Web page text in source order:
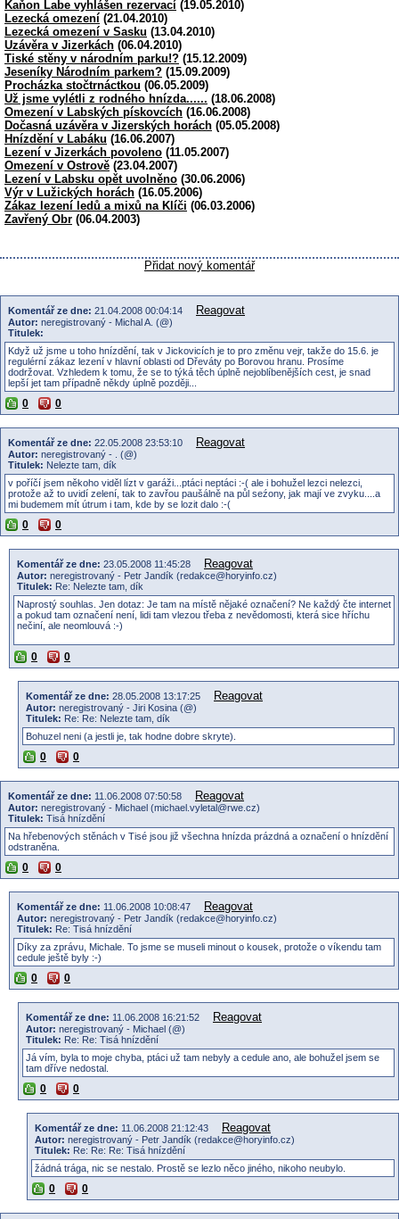
Kaňon Labe vyhlášen rezervací (19.05.2010)
Lezecká omezení (21.04.2010)
Lezecká omezení v Sasku (13.04.2010)
Uzávěra v Jizerkách (06.04.2010)
Tiské stěny v národním parku!? (15.12.2009)
Jeseníky Národním parkem? (15.09.2009)
Procházka stočtrnáctkou (06.05.2009)
Už jsme vylétli z rodného hnízda...... (18.06.2008)
Omezení v Labských pískovcích (16.06.2008)
Dočasná uzávěra v Jizerských horách (05.05.2008)
Hnízdění v Labáku (16.06.2007)
Lezení v Jizerkách povoleno (11.05.2007)
Omezení v Ostrově (23.04.2007)
Lezení v Labsku opět uvolněno (30.06.2006)
Výr v Lužických horách (16.05.2006)
Zákaz lezení ledů a mixů na Klíči (06.03.2006)
Zavřený Obr (06.04.2003)
Přidat nový komentář
Komentář ze dne: 21.04.2008 00:04:14 Reagovat
Autor: neregistrovaný - Michal A. (@)
Titulek:
Když už jsme u toho hnízdění, tak v Jickovicích je to pro změnu vejr, takže do 15.6. je
regulérní zákaz lezení v hlavní oblasti od Dřeváty po Borovou hranu. Prosíme
dodržovat. Vzhledem k tomu, že se to týká těch úplně nejoblíbenějších cest, je snad
lepší jet tam případně někdy úplně později...
0 0
Komentář ze dne: 22.05.2008 23:53:10 Reagovat
Autor: neregistrovaný - . (@)
Titulek: Nelezte tam, dík
v poříčí jsem někoho viděl lízt v garáži...ptáci neptáci :-( ale i bohužel lezci nelezci,
protože až to uvidí zelení, tak to zavřou paušálně na půl seźony, jak mají ve zvyku....a
mi budemem mít útrum i tam, kde by se lozit dalo :-(
0 0
Komentář ze dne: 23.05.2008 11:45:28 Reagovat
Autor: neregistrovaný - Petr Jandík (redakce@horyinfo.cz)
Titulek: Re: Nelezte tam, dík
Naprostý souhlas. Jen dotaz: Je tam na místě nějaké označení? Ne každý čte internet
a pokud tam označení není, lidi tam vlezou třeba z nevědomosti, která sice hříchu
nečiní, ale neomlouvá :-)
0 0
Komentář ze dne: 28.05.2008 13:17:25 Reagovat
Autor: neregistrovaný - Jiri Kosina (@)
Titulek: Re: Re: Nelezte tam, dík
Bohuzel neni (a jestli je, tak hodne dobre skryte).
0 0
Komentář ze dne: 11.06.2008 07:50:58 Reagovat
Autor: neregistrovaný - Michael (michael.vyletal@rwe.cz)
Titulek: Tisá hnízdění
Na hřebenových stěnách v Tisé jsou již všechna hnízda prázdná a označení o hnízdění
odstraněna.
0 0
Komentář ze dne: 11.06.2008 10:08:47 Reagovat
Autor: neregistrovaný - Petr Jandík (redakce@horyinfo.cz)
Titulek: Re: Tisá hnízdění
Díky za zprávu, Michale. To jsme se museli minout o kousek, protože o víkendu tam
cedule ještě byly :-)
0 0
Komentář ze dne: 11.06.2008 16:21:52 Reagovat
Autor: neregistrovaný - Michael (@)
Titulek: Re: Re: Tisá hnízdění
Já vím, byla to moje chyba, ptáci už tam nebyly a cedule ano, ale bohužel jsem se
tam dříve nedostal.
0 0
Komentář ze dne: 11.06.2008 21:12:43 Reagovat
Autor: neregistrovaný - Petr Jandík (redakce@horyinfo.cz)
Titulek: Re: Re: Re: Tisá hnízdění
žádná trága, nic se nestalo. Prostě se lezlo něco jiného, nikoho neubylo.
0 0